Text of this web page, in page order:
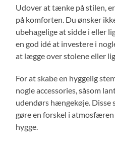
Udover at tænke på stilen,
på komforten. Du ønsker
ubehagelige at sidde i eller
en god idé at investere i
at lægge over stolene eller
For at skabe en hyggelig
nogle accessories, såsom
udendørs hængekøje. Disse
gøre en forskel i atmosfæren
hygge.